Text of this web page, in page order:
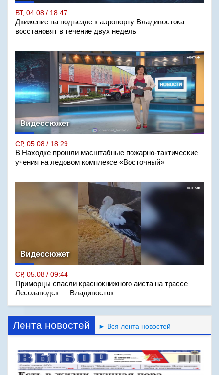
ВТ, 04.08 / 18:47
Движение на подъезде к аэропорту Владивостока
восстановят в течение двух недель
Видеосюжет
СР, 05.08 / 18:29
В Находке прошли масштабные пожарно-тактические
учения на ледовом комплексе «Восточный»
Видеосюжет
СР, 05.08 / 09:44
Приморцы спасли краснокнижного аиста на трассе
Лесозаводск — Владивосток
Лента новостей ► Вся лента новостей